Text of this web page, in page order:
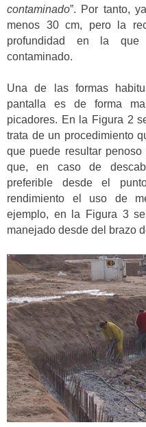
contaminado”. Por tanto,
menos 30 cm, pero la
profundidad en la que
contaminado.
Una de las formas
pantalla es de forma
picadores. En la Figura 2
trata de un procedimiento
que puede resultar
que, en caso de
preferible desde el
rendimiento el uso de
ejemplo, en la Figura 3
manejado desde del brazo